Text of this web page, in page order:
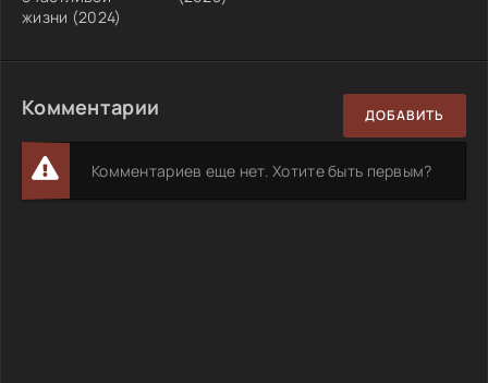
жизни (2024)
Комментарии ДОБАВИТЬ
Комментариев еще нет. Хотите быть первым?